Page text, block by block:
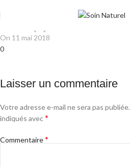
On 11 mai 2018
0
Laisser un commentaire
Votre adresse e-mail ne sera pas publiée.
indiqués avec*
Commentaire*